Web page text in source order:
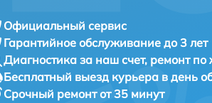
Официальный сервис
Гарантийное обслуживание до 3 лет
Диагностика за наш счет, ремонт
Бесплатный выезд курьера в день
Срочный ремонтот 35 минут